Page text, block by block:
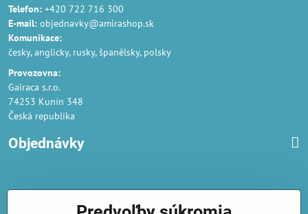
Telefon: +420 722 716 300
E-mail: objednavky@amirashop.sk
Komunikace:
česky, anglicky, rusky, španělsky, polsky
Provozovna:
Gairaca s.r.o.
74253 Kunín 348
Česká republika
Objednávky